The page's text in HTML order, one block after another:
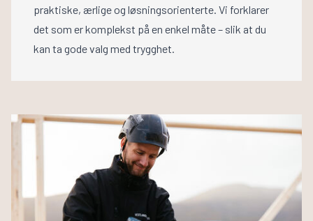
praktiske, ærlige og løsningsorienterte. Vi forklarer
det som er komplekst på en enkel måte – slik at du
kan ta gode valg med trygghet.